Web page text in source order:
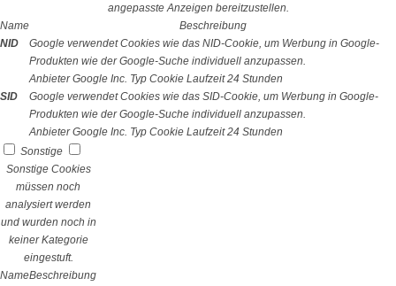
angepasste Anzeigen bereitzustellen.
Name
Beschreibung
NID
Google verwendet Cookies wie das NID-Cookie, um Werbung in Google-
Produkten wie der Google-Suche individuell anzupassen.
Anbieter Google Inc. Typ Cookie Laufzeit 24 Stunden
SID
Google verwendet Cookies wie das SID-Cookie, um Werbung in Google-
Produkten wie der Google-Suche individuell anzupassen.
Anbieter Google Inc. Typ Cookie Laufzeit 24 Stunden
Sonstige
Sonstige Cookies
müssen noch
analysiert werden
und wurden noch in
keiner Kategorie
eingestuft.
NameBeschreibung